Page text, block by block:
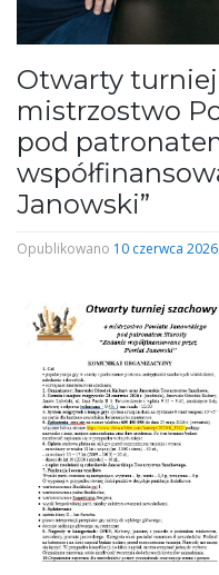
Otwarty
mistrzostwo
pod
Janowski”
Opublikowano 10 czerwca 2026